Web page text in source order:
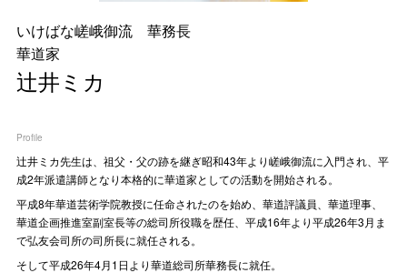
いけばな嵯峨御流 華務長
華道家
辻井ミカ
Profile
辻󠄀井ミカ先生は、祖父・父の跡を継ぎ昭和43年より嵯峨御流に入門され、平
成2年派遣講師となり本格的に華道家としての活動を開始される。
平成8年華道芸術学院教授に任命されたのを始め、華道評議員、華道理事、
華道企画推進室副室長等の総司所役職を歴任、平成16年より平成26年3月ま
で弘友会司所の司所長に就任される。
そして平成26年4月1日より華道総司所華務長に就任。